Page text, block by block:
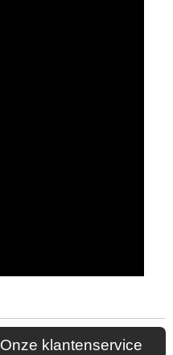
Onze klantenservice